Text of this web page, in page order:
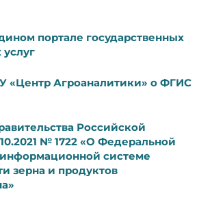
портале государственных
«Центр Агроаналитики» о ФГИС
Российской
№ 1722 «О Федеральной
информационной системе
зерна и продуктов